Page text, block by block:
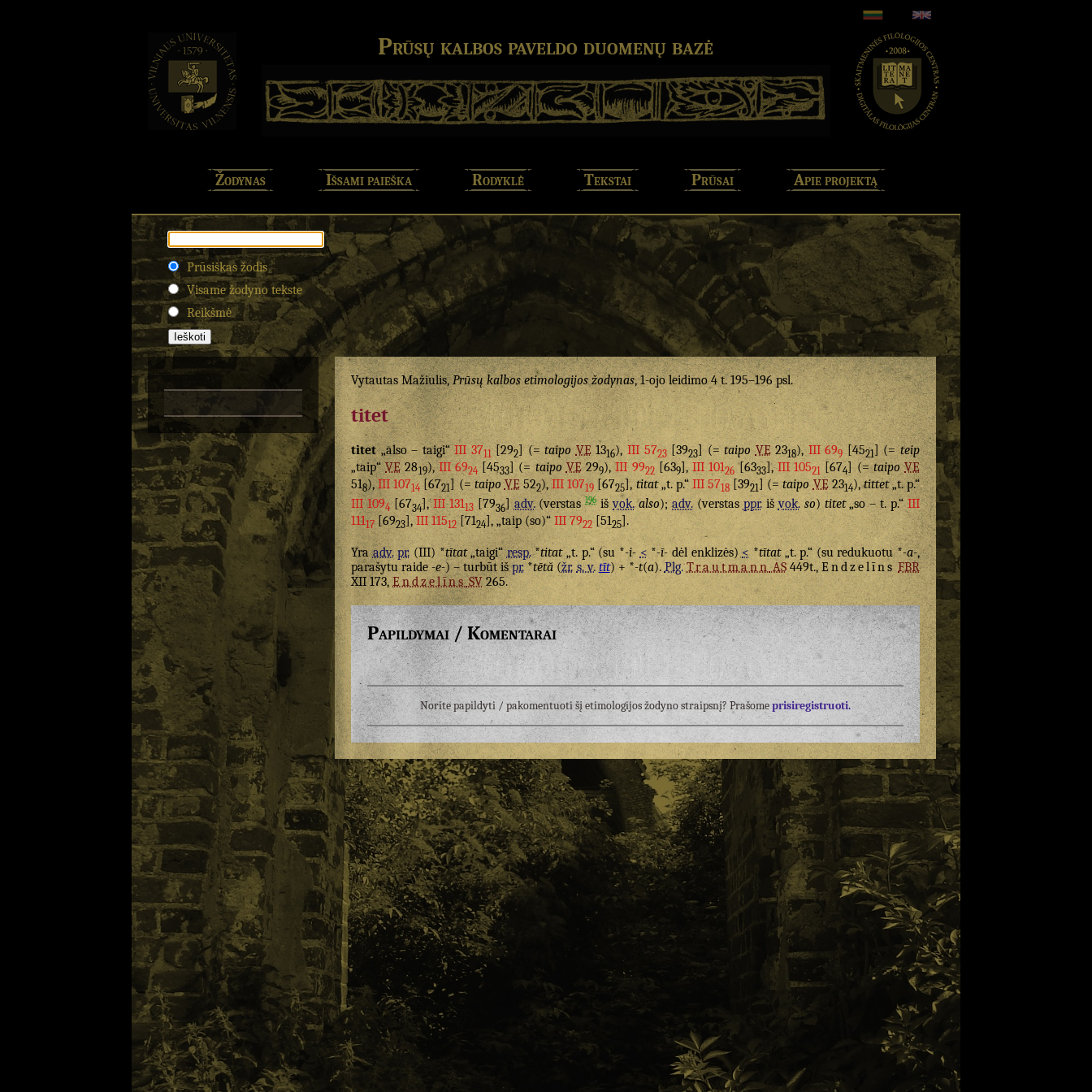
Prūsų kalbos paveldo duomenų bazė
Žodynas Išsami paieška Rodyklė Tekstai Prūsai Apie projektą
Prūsiškas žodis
Visame žodyno tekste
Reikšmė
Vytautas Mažiulis,Prūsų kalbos etimologijos žodynas, 1-ojo leidimo 4 t. 195–196 psl.
titet
titet„also – taigi“III 3711[292] (=taipo VE1316),III 5723[3923] (=taipo VE2318),III 699[4521] (=teip
„taip“VE2819),III 6924[4533] (=taipo VE299),III 9922[639],III 10126 [6333],III 10521[674] (=taipo VE
518),III 10714[6721] (=taipo VE522),III 10719[6725],titat„t. p.“ III 5718[3921 ] (=taipo VE2314),tittet„t. p.“
III 1094[6734],III 13113[7936]adv.(verstas196išvok. also);adv.(verstas ppr.išvok. so)titet„so – t. p.“III
11117[6923],III 11512[7124], „taip (so)“III 7922[5125].
Yraadv. pr.(III) *tītat„taigi“resp.*titat„t. p.“ (su *-i- < *-ī-dėl enklizės)< *tītat„t. p.“ (su redukuotu *-a-,
parašytu raide-e-) – turbūt išpr.*tētă (žr. s. v. tīt) + *-t(a).Plg. TrautmannAS449t.,Endzelīns FBR
XII 173,EndzelīnsSV265.
Papildymai / Komentarai
Norite papildyti / pakomentuoti šį etimologijos žodyno straipsnį? Prašomeprisiregistruoti.